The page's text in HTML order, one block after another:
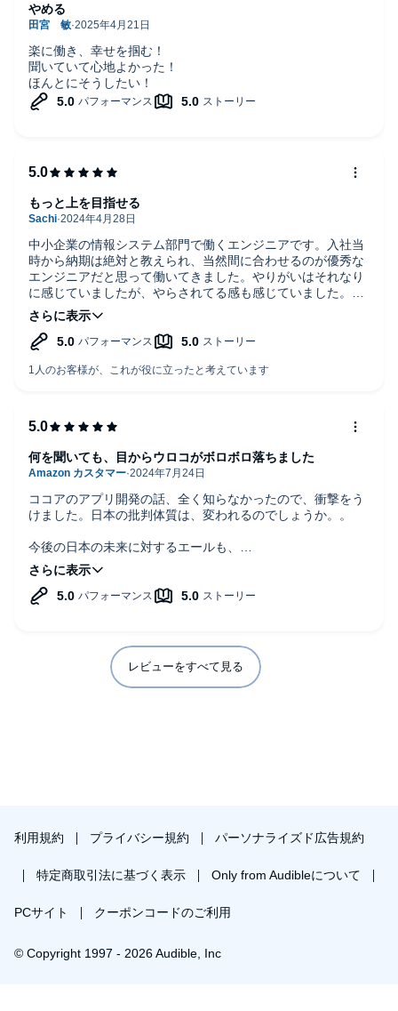
楽に働き、幸せを掴む！
聞いていて心地よかった！
ほんとにそうしたい！
やめる
中小企業の情報システム部門で働くエンジニアです。入社当
時から納期は絶対と教えられ、当然間に合わせるのが優秀な
エンジニアだと思って働いてきました。やりがいはそれなり
に感じていましたが、やらされてる感も感じていました。も
っと大事にすべきこと、もっと上を目指せるヒントが、自分
の経験と照らし合わせて、すっと入ってきました。書籍で購
入して読んでいましたが、Audibleでも配信されると知り、す
こういった系統の本で、繰り返し聴きたいと思った初めての
もっと上を目指せる
ココアのアプリ開発の話、全く知らなかったので、衝撃をう
けました。日本の批判体質は、変われるのでしょうか。。
今後の日本の未来に対するエールも、
自分仕事に対する価値観も変えてくれた、
読み応えのある本でした。
何度も読み返してたくなると思い、紙の本も買いました！
何を聞いても、目からウロコがボロボロ落ちました
レビューをすべて見る
利用規約 プライバシー規約 パーソナライズド広告規約
特定商取引法に基づく表示 Only from Audibleについて
PCサイト クーポンコードのご利用
© Copyright 1997 - 2026 Audible, Inc